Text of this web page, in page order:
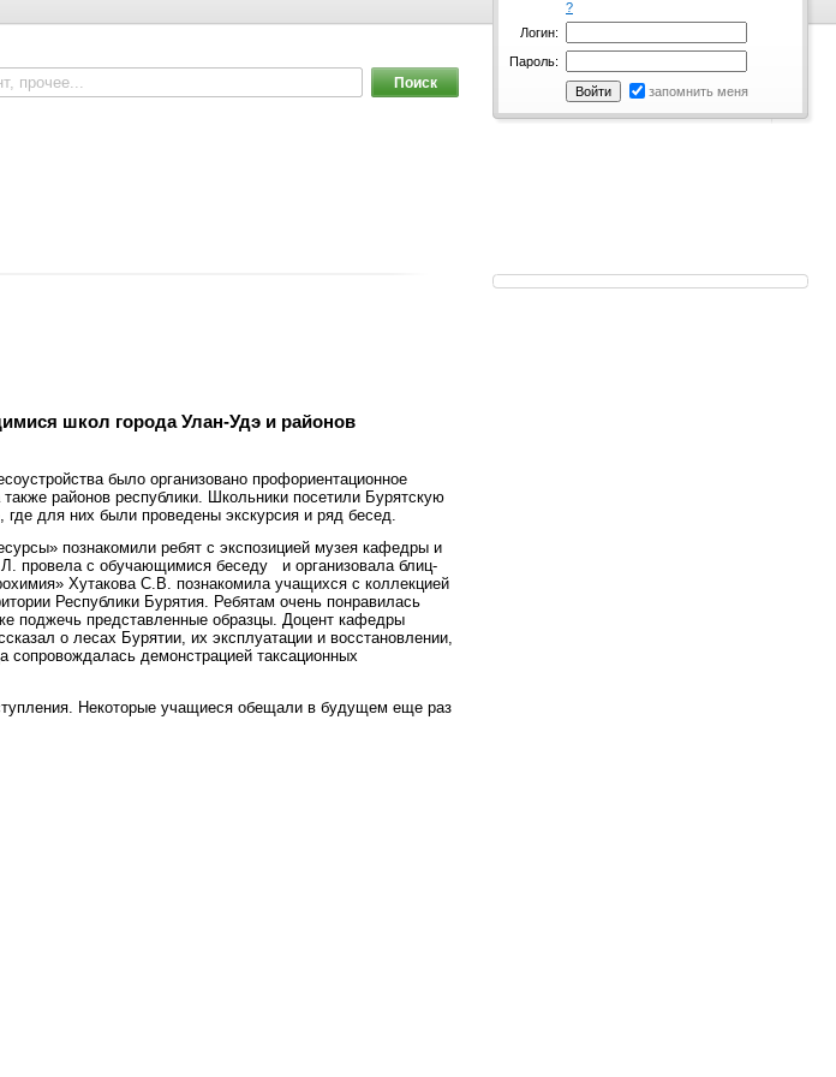
?
Логин:
Пароль:
запомнить меня
школ города Улан-Удэ и районов
было организовано профориентационное
районов республики. Школьники посетили Бурятскую
для них были проведены экскурсия и ряд бесед.
познакомили ребят с экспозицией музея кафедры и
провела с обучающимися беседу и организовала блиц-
Хутакова С.В. познакомила учащихся с коллекцией
Республики Бурятия. Ребятам очень понравилась
поджечь представленные образцы. Доцент кафедры
о лесах Бурятии, их эксплуатации и восстановлении,
сопровождалась демонстрацией таксационных
Некоторые учащиеся обещали в будущем еще раз